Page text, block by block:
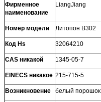
Фирменное
наименование
LiangJiang
Номер модели Литопон B302
Код Hs 32064210
CAS никакой 1345-05-7
ElNECS никакое 215-715-5
Возникновение белый порошок